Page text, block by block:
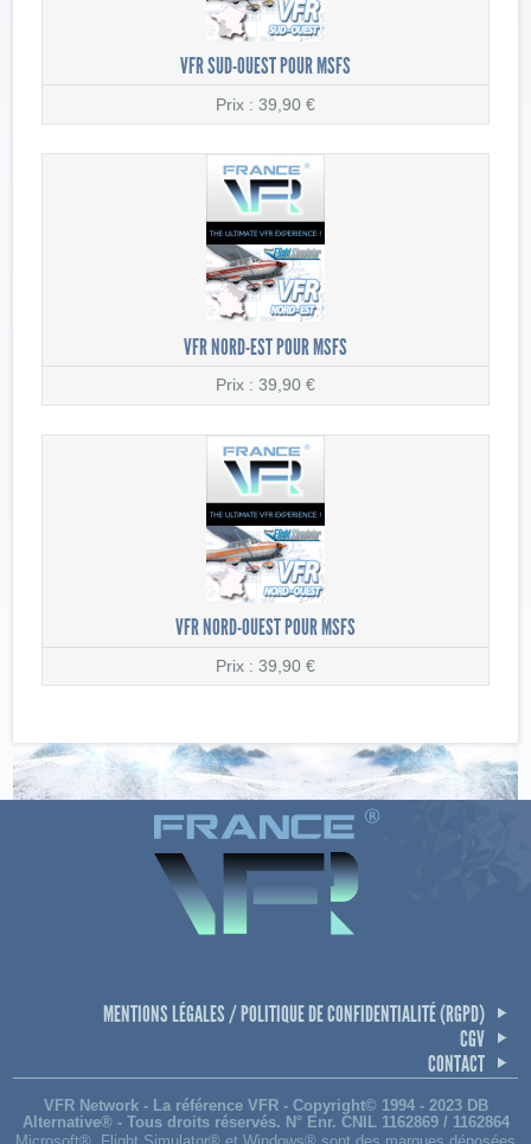
VFR SUD-OUEST POUR MSFS
Prix : 39,90 €
VFR NORD-EST POUR MSFS
Prix : 39,90 €
VFR NORD-OUEST POUR MSFS
Prix : 39,90 €
MENTIONS LÉGALES / POLITIQUE DE CONFIDENTIALITÉ (RGPD)
CGV
CONTACT
VFR Network - La référence VFR - Copyright© 1994 - 2023 DB
Alternative® - Tous droits réservés. N° Enr. CNIL 1162869 / 1162864